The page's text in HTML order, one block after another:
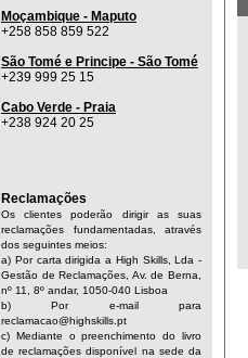
Moçambique - Maputo
+258 858 859 522
São Tomé e Principe - São Tomé
+239 999 25 15
Cabo Verde - Praia
+238 924 20 25
Reclamações
Os clientes poderão dirigir as suas
reclamações fundamentadas, através
dos seguintes meios:
a) Por carta dirigida a High Skills, Lda -
Gestão de Reclamações, Av. de Berna,
nº 11, 8º andar, 1050-040 Lisboa
b) Por e-mail para
reclamacao@highskills.pt
c) Mediante o preenchimento do livro
de reclamações disponível na sede da